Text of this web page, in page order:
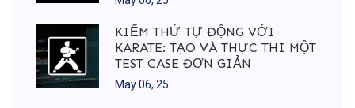
KIỂM THỬ TỰ ĐỘNG VỚI
KARATE: TẠO VÀ THỰC THI MỘT
TEST CASE ĐƠN GIẢN
May 06, 25